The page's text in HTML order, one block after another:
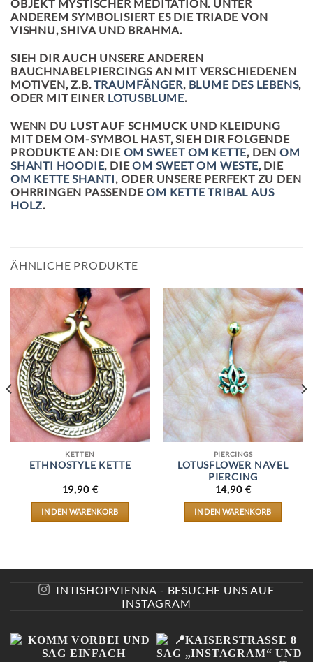
OBJEKT MYSTISCHER MEDITATION. UNTER
ANDEREM SYMBOLISIERT ES DIE TRIADE VON
VISHNU, SHIVA UND BRAHMA.
SIEH DIR AUCH UNSERE ANDEREN
BAUCHNABELPIERCINGS AN MIT VERSCHIEDENEN
MOTIVEN, Z.B.TRAUMFÄNGER, BLUME DES LEBENS,
ODER MIT EINER LOTUSBLUME.
WENN DU LUST AUF SCHMUCK UND KLEIDUNG
MIT DEM OM-SYMBOL HAST, SIEH DIR FOLGENDE
PRODUKTE AN: DIE OM SWEET OM KETTE, DENOM
SHANTI HOODIE, DIEOM SWEET OM WESTE, DIE
OM KETTE SHANTI, ODER UNSERE PERFEKT ZU DEN
OHRRINGEN PASSENDEOM KETTE TRIBAL AUS
HOLZ.
ÄHNLICHE PRODUKTE
KETTEN
ETHNOSTYLE KETTE
19,90 €
IN DEN WARENKORB
PIERCINGS
LOTUSFLOWER NAVEL
PIERCING
14,90 €
IN DEN WARENKORB
INTISHOPVIENNA - BESUCHE UNS AUF
INSTAGRAM